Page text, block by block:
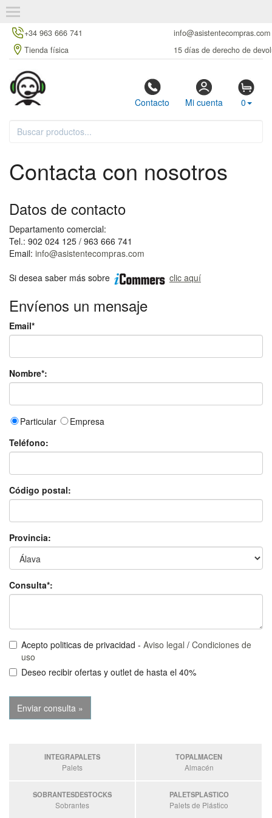
+34 963 666 741
info@asistentecompras.com
Tienda física
15 días de derecho de
Contacto Mi cuenta 0
Contacta con nosotros
Datos de contacto
Departamento comercial:
Tel.: 902 024 125 / 963 666 741
Email: info@asistentecompras.com
Si desea saber más sobre
clic aquí
Envíenos un mensaje
Email*
Nombre*:
Particular
Empresa
Teléfono:
Código postal:
Provincia:
Consulta*:
Acepto politicas de privacidad - Aviso legal / Condiciones de
uso
Deseo recibir ofertas y outlet de hasta el 40%
INTEGRAPALETS
Palets
TOPALMACEN
Almacén
SOBRANTESDESTOCKS
Sobrantes
PALETSPLASTICO
Palets de Plástico